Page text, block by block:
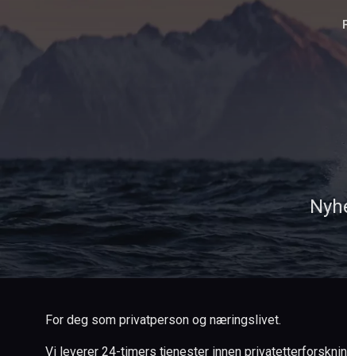
For deg som privatperson og næringslivet.
Vi leverer 24-timers tjenester innen